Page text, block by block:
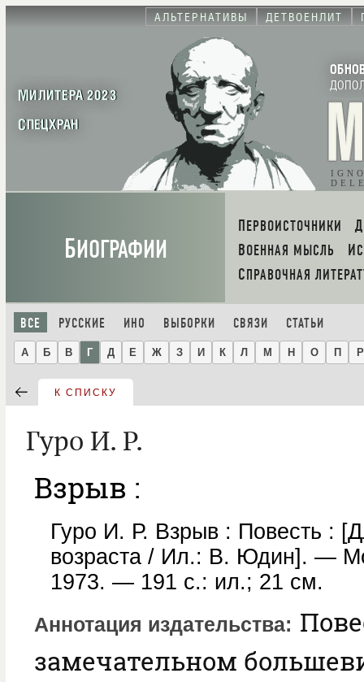
АЛЬТЕРНАТИВЫ ДЕТВОЕНЛИТ
МИЛИТЕРА 2023
СПЕЦХРАН
БИОГРАФИИ
ПЕРВОИСТОЧНИКИ
ВОЕННАЯ МЫСЛЬ
СПРАВОЧНАЯ
ВСЕ РУССКИЕ ИНО ВЫБОРКИ СВЯЗИ СТАТЬИ
А Б В Г Д Е Ж З И К Л М Н О П Р
К СПИСКУ
Гуро И. Р.
Взрыв :
Гуро И. Р. Взрыв : Повесть :
возраста / Ил.: В. Юдин]. —
1973. — 191 с.: ил.; 21 см.
Аннотация издательства
замечательном